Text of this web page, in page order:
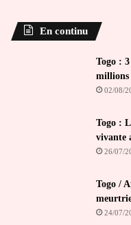
En continu
Togo :
millions
02/08/
Togo :
vivante
26/07/
Togo /
24/07/